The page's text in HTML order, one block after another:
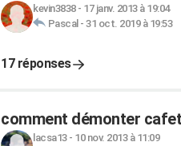
kevin3838- 17 janv. 2013 à 19:04
Pascal - 31 oct. 2019 à 19:53
17 réponses
comment démonter
lacsa13- 10 nov. 2013 à 11:09